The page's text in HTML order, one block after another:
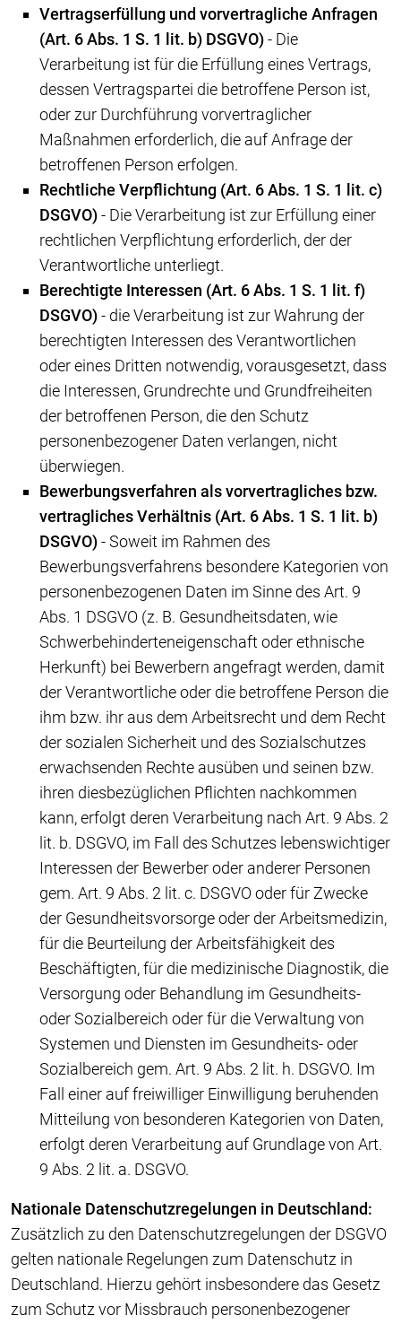
Vertragserfüllung und vorvertragliche Anfragen
(Art. 6 Abs. 1 S. 1 lit. b) DSGVO)- Die
Verarbeitung ist für die Erfüllung eines Vertrags,
dessen Vertragspartei die betroffene Person ist,
oder zur Durchführung vorvertraglicher
Maßnahmen erforderlich, die auf Anfrage der
betroffenen Person erfolgen.
Rechtliche Verpflichtung (Art. 6 Abs. 1 S. 1 lit. c)
DSGVO)- Die Verarbeitung ist zur Erfüllung einer
rechtlichen Verpflichtung erforderlich, der der
Verantwortliche unterliegt.
Berechtigte Interessen (Art. 6 Abs. 1 S. 1 lit. f)
DSGVO)- die Verarbeitung ist zur Wahrung der
berechtigten Interessen des Verantwortlichen
oder eines Dritten notwendig, vorausgesetzt, dass
die Interessen, Grundrechte und Grundfreiheiten
der betroffenen Person, die den Schutz
personenbezogener Daten verlangen, nicht
überwiegen.
Bewerbungsverfahren als vorvertragliches bzw.
vertragliches Verhältnis (Art. 6 Abs. 1 S. 1 lit. b)
DSGVO)- Soweit im Rahmen des
Bewerbungsverfahrens besondere Kategorien von
personenbezogenen Daten im Sinne des Art. 9
Abs. 1 DSGVO (z. B. Gesundheitsdaten, wie
Schwerbehinderteneigenschaft oder ethnische
Herkunft) bei Bewerbern angefragt werden, damit
der Verantwortliche oder die betroffene Person die
ihm bzw. ihr aus dem Arbeitsrecht und dem Recht
der sozialen Sicherheit und des Sozialschutzes
erwachsenden Rechte ausüben und seinen bzw.
ihren diesbezüglichen Pflichten nachkommen
kann, erfolgt deren Verarbeitung nach Art. 9 Abs. 2
lit. b. DSGVO, im Fall des Schutzes lebenswichtiger
Interessen der Bewerber oder anderer Personen
gem. Art. 9 Abs. 2 lit. c. DSGVO oder für Zwecke
der Gesundheitsvorsorge oder der Arbeitsmedizin,
für die Beurteilung der Arbeitsfähigkeit des
Beschäftigten, für die medizinische Diagnostik, die
Versorgung oder Behandlung im Gesundheits-
oder Sozialbereich oder für die Verwaltung von
Systemen und Diensten im Gesundheits- oder
Sozialbereich gem. Art. 9 Abs. 2 lit. h. DSGVO. Im
Fall einer auf freiwilliger Einwilligung beruhenden
Mitteilung von besonderen Kategorien von Daten,
erfolgt deren Verarbeitung auf Grundlage von Art.
9 Abs. 2 lit. a. DSGVO.
Nationale Datenschutzregelungen in Deutschland:
Zusätzlich zu den Datenschutzregelungen der DSGVO
gelten nationale Regelungen zum Datenschutz in
Deutschland. Hierzu gehört insbesondere das Gesetz
zum Schutz vor Missbrauch personenbezogener